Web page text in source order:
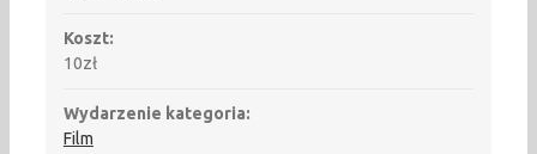
Koszt:
10zł
Wydarzenie kategoria:
Film